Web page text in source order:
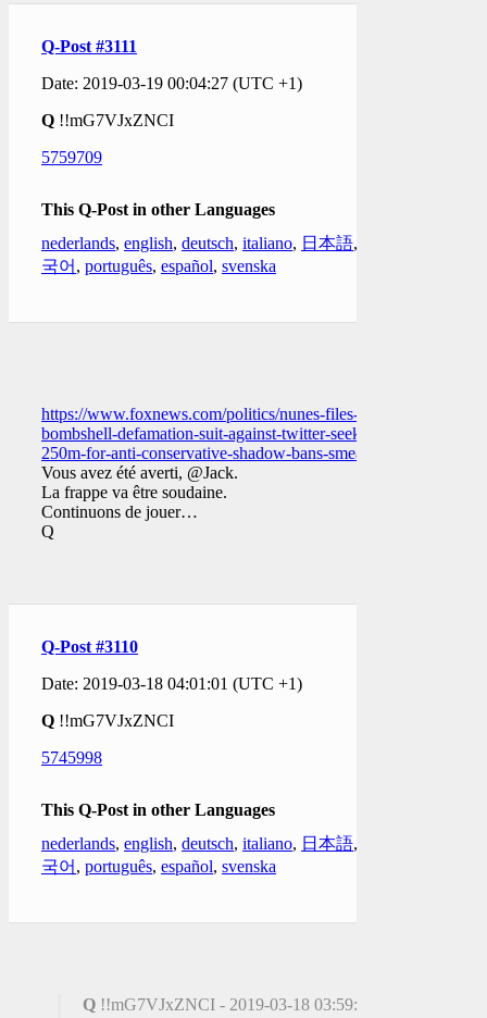
Q-Post #3111
Date: 2019-03-19 00:04:27 (UTC +1)
Q !!mG7VJxZNCI
5759709
This Q-Post in other Languages
nederlands, english, deutsch, italiano, 日本語,
국어 , português, español, svenska
https://www.foxnews.com/politics/nunes-files-
bombshell-defamation-suit-against-twitter-seeks-
250m-for-anti-conservative-shadow-bans-smears
Vous avez été averti, @Jack.
La frappe va être soudaine.
Continuons de jouer…
Q
Q-Post #3110
Date: 2019-03-18 04:01:01 (UTC +1)
Q !!mG7VJxZNCI
5745998
This Q-Post in other Languages
nederlands, english, deutsch, italiano, 日本語,
국어 , português, español, svenska
Q !!mG7VJxZNCI - 2019-03-18 03:59:56